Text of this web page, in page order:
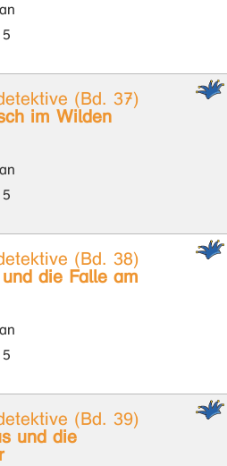
(Bd. 37)
im Wilden
(Bd. 38)
die Falle am
(Bd. 39)
und die